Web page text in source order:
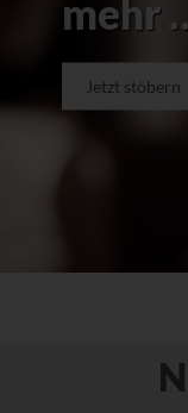
mehr
Jetzt stöbern